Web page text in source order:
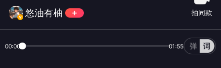
悠油有柚 拍同款
00:00 01:55